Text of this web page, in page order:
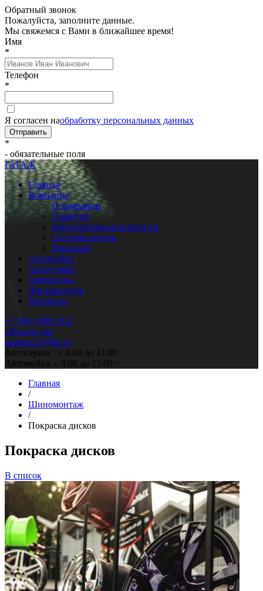
Обратный звонок
Пожалуйста, заполните данные.
Мы свяжемся с Вами в ближайшее время!
Имя
*
Телефон
*
Я согласен наобработку персональных данных
Отправить
*
- обязательные поля
ГАРАЖ
Главная
Компания
О компании
Гарантия
Корпоративным клиентам
Система скидок
Вакансии
Автомойка
Автосервис
Химчистка
Шиномонтаж
Контакты
+7 (861) 999-1111
г.Краснодар
garage123@bk.ru
Автосервис : с 8:00 до 21:00
Автомойка: с 8:00 до 23:00
Главная
/
Шиномонтаж
/
Покраска дисков
Покраска дисков
В список